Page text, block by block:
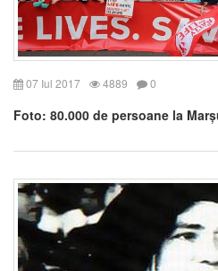
07 Iul 2017 4889 0
Foto: 80.000 de persoane la